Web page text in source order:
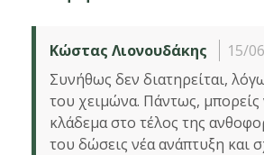
Κώστας Λιονουδάκης
15/
Συνήθως δεν διατηρείται,
του χειμώνα. Πάντως, μπορείς
κλάδεμα στο τέλος της
του δώσεις νέα ανάπτυξη και